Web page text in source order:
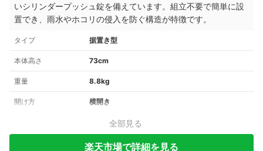
いシリンダープッシュ錠を備えています。組立不要で簡単に設
置でき、雨水やホコリの侵入を防ぐ構造が特徴です。
タイプ 据置き型
本体高さ 73cm
重量 8.8kg
開け方 横開き
全部見る
楽天市場で詳細を見る